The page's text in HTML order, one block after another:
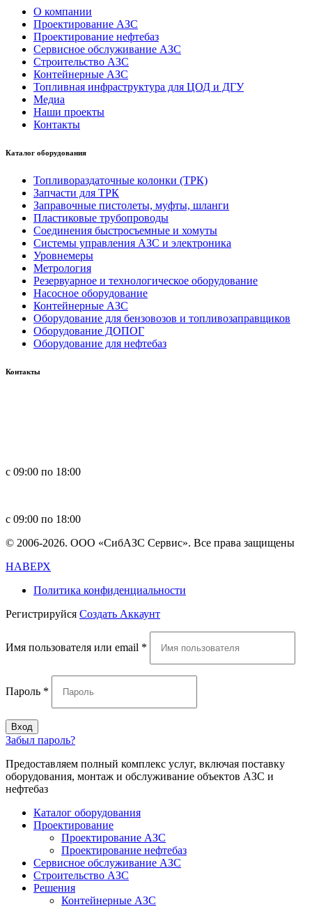
О компании
Проектирование АЗС
Проектирование нефтебаз
Сервисное обслуживание АЗС
Строительство АЗС
Контейнерные АЗС
Топливная инфраструктура для ЦОД и ДГУ
Медиа
Наши проекты
Контакты
Каталог оборудования
Топливораздаточные колонки (ТРК)
Запчасти для ТРК
Заправочные пистолеты, муфты, шланги
Пластиковые трубопроводы
Соединения быстросъемные и хомуты
Системы управления АЗС и электроника
Уровнемеры
Метрология
Резервуарное и технологическое оборудование
Насосное оборудование
Контейнерные АЗС
Оборудование для бензовозов и топливозаправщиков
Оборудование ДОПОГ
Оборудование для нефтебаз
Контакты
с 09:00 по 18:00
с 09:00 по 18:00
© 2006-2026. ООО «СибАЗС Сервис». Все права защищены
НАВЕРХ
Политика конфиденциальности
Регистрируйся Создать Аккаунт
Имя пользователя или email *
Пароль *
Вход
Забыл пароль?
Предоставляем полный комплекс услуг, включая поставку
оборудования, монтаж и обслуживание объектов АЗС и
нефтебаз
Каталог оборудования
Проектирование
Проектирование АЗС
Проектирование нефтебаз
Cервисное обслуживание АЗС
Строительство АЗС
Решения
Контейнерные АЗС